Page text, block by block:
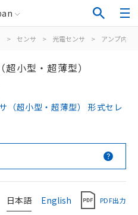
> センサ > 光電センサ > アンプ内蔵
小型・超薄型）
（超小型・超薄型） 形式セレ
日本語 English PDF出力